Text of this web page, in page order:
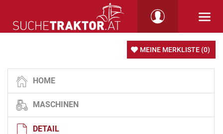
MEINE MERKLISTE (0)
HOME
MASCHINEN
DETAIL